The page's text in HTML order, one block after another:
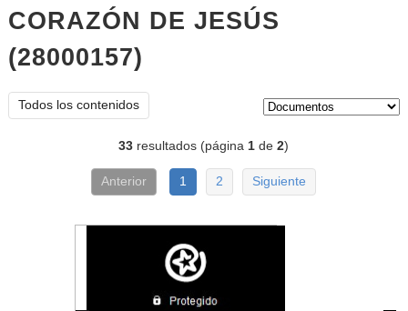
CORAZÓN DE JESÚS
(28000157)
Todos los contenidos
33 resultados (página1 de2)
Anterior 1 2 Siguiente